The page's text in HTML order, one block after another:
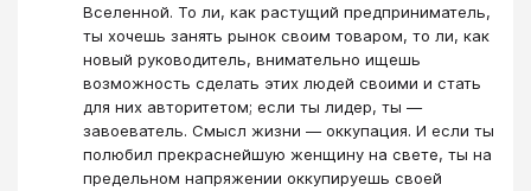
Вселенной. То ли, как растущий предприниматель,
ты хочешь занять рынок своим товаром, то ли, как
новый руководитель, внимательно ищешь
возможность сделать этих людей своими и стать
для них авторитетом; если ты лидер, ты —
завоеватель. Смысл жизни — оккупация. И если ты
полюбил прекраснейшую женщину на свете, ты на
предельном напряжении оккупируешь своей